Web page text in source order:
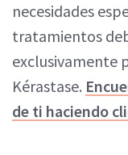
necesidades
tratamientos
exclusivamente
Kérastase.
de ti haciendo